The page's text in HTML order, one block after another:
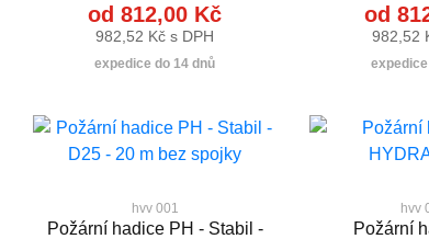
od 812,00 Kč
982,52 Kč s DPH
expedice do 14 dnů
od
982,52
hvv 001
Požární hadice PH - Stabil -
hvv
Požární